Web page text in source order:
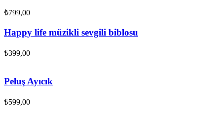
₺799,00
Happy life müzikli sevgili biblosu
₺399,00
Peluş Ayıcık
₺599,00